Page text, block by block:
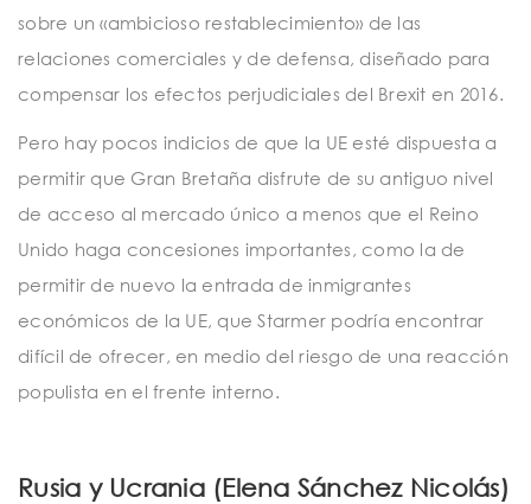
sobre un «ambicioso restablecimiento» de las
relaciones comerciales y de defensa, diseñado para
compensar los efectos perjudiciales del Brexit en 2016.
Pero hay pocos indicios de que la UE esté dispuesta a
permitir que Gran Bretaña disfrute de su antiguo nivel
de acceso al mercado único a menos que el Reino
Unido haga concesiones importantes, como la de
permitir de nuevo la entrada de inmigrantes
económicos de la UE, que Starmer podría encontrar
difícil de ofrecer, en medio del riesgo de una reacción
populista en el frente interno.
Rusia y Ucrania (Elena Sánchez Nicolás)